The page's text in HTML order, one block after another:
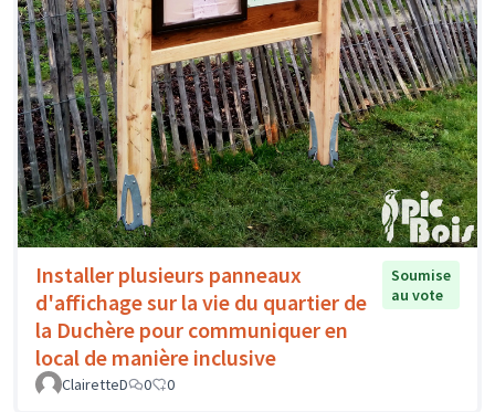
Installer plusieurs panneaux
d'affichage sur la vie du quartier de
la Duchère pour communiquer en
local de manière inclusive
Soumise
au vote
ClairetteD 0 0